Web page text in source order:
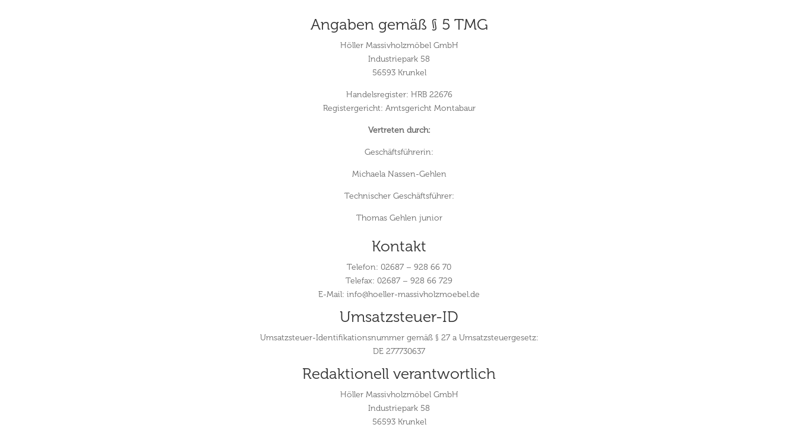
Angaben gemäß § 5 TMG
Höller Massivholzmöbel GmbH
Industriepark 58
56593 Krunkel
Handelsregister: HRB 22676
Registergericht: Amtsgericht Montabaur
Vertreten durch:
Geschäftsführerin:
Michaela Nassen-Gehlen
Technischer Geschäftsführer:
Thomas Gehlen junior
Kontakt
Telefon: 02687 – 928 66 70
Telefax: 02687 – 928 66 729
E-Mail: info@hoeller-massivholzmoebel.de
Umsatzsteuer-ID
Umsatzsteuer-Identifikationsnummer gemäß § 27 a Umsatzsteuergesetz:
DE 277730637
Redaktionell verantwortlich
Höller Massivholzmöbel GmbH
Industriepark 58
56593 Krunkel